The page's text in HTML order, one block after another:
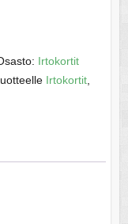
Irtokortit
Irtokortit,